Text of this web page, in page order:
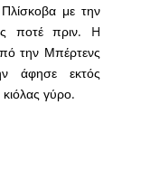
με την
ποτέ πριν. H
την Μπέρτενς
άφησε εκτός
γύρο.